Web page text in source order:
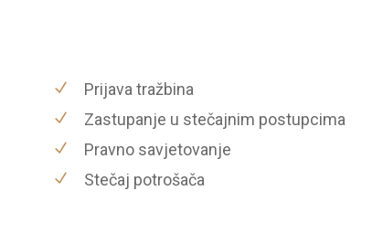
Prijava tražbina
Zastupanje u stečajnim postupcima
Pravno savjetovanje
Stečaj potrošača